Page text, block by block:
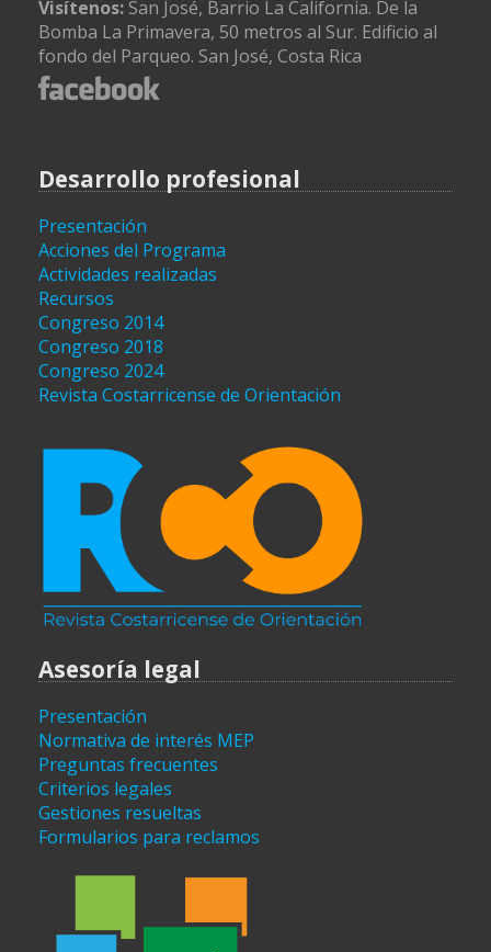
Visítenos: San José, Barrio La California. De la
Bomba La Primavera, 50 metros al Sur. Edificio al
fondo del Parqueo. San José, Costa Rica
Desarrollo profesional
Presentación
Acciones del Programa
Actividades realizadas
Recursos
Congreso 2014
Congreso 2018
Congreso 2024
Revista Costarricense de Orientación
Asesoría legal
Presentación
Normativa de interés MEP
Preguntas frecuentes
Criterios legales
Gestiones resueltas
Formularios para reclamos